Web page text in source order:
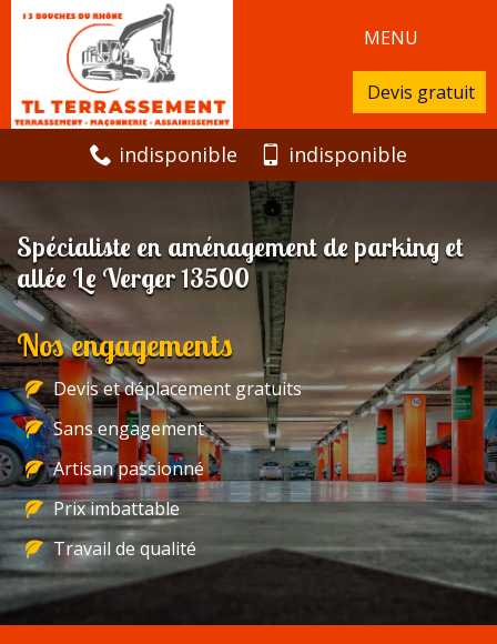
MENU
Devis gratuit
indisponible indisponible
Spécialiste en aménagement de parking et
allée Le Verger 13500
Nos engagements
Devis et déplacement gratuits
Sans engagement
Artisan passionné
Prix imbattable
Travail de qualité